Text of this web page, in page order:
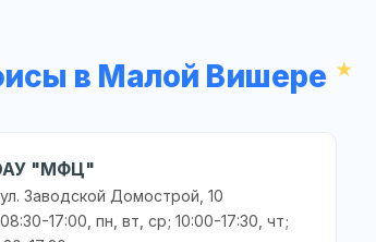
в Малой Вишере
"МФЦ"
ул. Заводской Домострой, 10
17:00, пн, вт, ср; 10:00-17:30, чт;